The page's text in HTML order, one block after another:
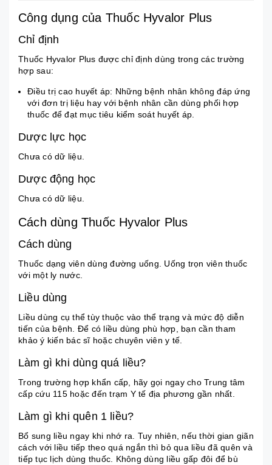
Công dụng của Thuốc Hyvalor Plus
Chỉ định
Thuốc Hyvalor Plus được chỉ định dùng trong các trường
hợp sau:
Điều trị cao huyết áp: Những bệnh nhân không đáp ứng
với đơn trị liệu hay với bệnh nhân cần dùng phối hợp
thuốc để đạt mục tiêu kiểm soát huyết áp.
Dược lực học
Chưa có dữ liệu.
Dược động học
Chưa có dữ liệu.
Cách dùng Thuốc Hyvalor Plus
Cách dùng
Thuốc dạng viên dùng đường uống. Uống trọn viên thuốc
với một ly nước.
Liều dùng
Liều dùng cụ thể tùy thuộc vào thể trạng và mức độ diễn
tiến của bệnh. Để có liều dùng phù hợp, bạn cần tham
khảo ý kiến bác sĩ hoặc chuyên viên y tế.
Làm gì khi dùng quá liều?
Trong trường hợp khẩn cấp, hãy gọi ngay cho Trung tâm
cấp cứu 115 hoặc đến trạm Y tế địa phương gần nhất.
Làm gì khi quên 1 liều?
Bổ sung liều ngay khi nhớ ra. Tuy nhiên, nếu thời gian giãn
cách với liều tiếp theo quá ngắn thì bỏ qua liều đã quên và
tiếp tục lịch dùng thuốc. Không dùng liều gấp đôi để bù